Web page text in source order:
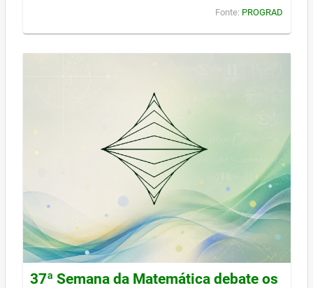
Fonte: PROGRAD
37ª Semana da Matemática debate os